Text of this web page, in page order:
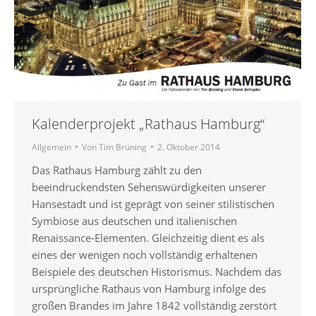
Kalenderprojekt „Rathaus Hamburg“
Allgemein VonTim Brüning 2. Oktober 2014
Das Rathaus Hamburg zählt zu den
beeindruckendsten Sehenswürdigkeiten unserer
Hansestadt und ist geprägt von seiner stilistischen
Symbiose aus deutschen und italienischen
Renaissance-Elementen. Gleichzeitig dient es als
eines der wenigen noch vollständig erhaltenen
Beispiele des deutschen Historismus. Nachdem das
ursprüngliche Rathaus von Hamburg infolge des
großen Brandes im Jahre 1842 vollständig zerstört